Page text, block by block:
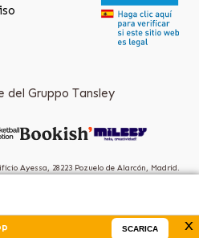
SCARICA x
del Gruppo Tansley
Ayessa, 28223 Pozuelo de Alarcón, Madrid.